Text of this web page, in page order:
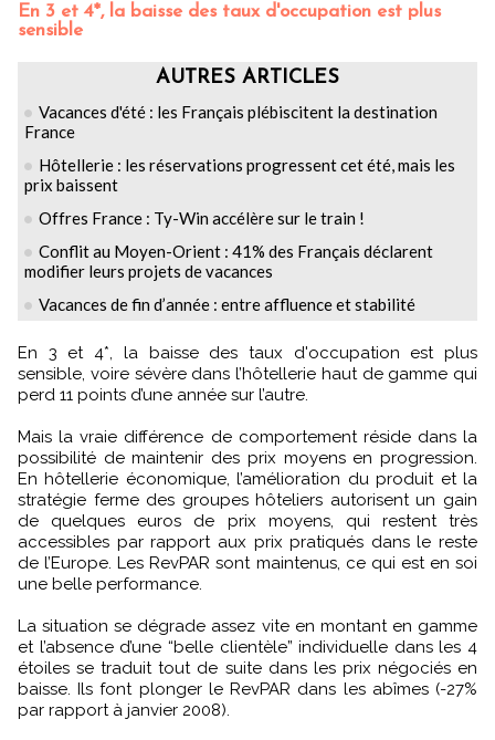
En 3 et 4*, la baisse des taux d'occupation est plus
sensible
AUTRES ARTICLES
Vacances d'été : les Français plébiscitent la destination
France
Hôtellerie : les réservations progressent cet été, mais les
prix baissent
Offres France : Ty-Win accélère sur le train !
Conflit au Moyen-Orient : 41% des Français déclarent
modifier leurs projets de vacances
Vacances de fin d’année : entre affluence et stabilité
En 3 et 4*, la baisse des taux d'occupation est plus
sensible, voire sévère dans l’hôtellerie haut de gamme qui
perd 11 points d’une année sur l’autre.
Mais la vraie différence de comportement réside dans la
possibilité de maintenir des prix moyens en progression.
En hôtellerie économique, l’amélioration du produit et la
stratégie ferme des groupes hôteliers autorisent un gain
de quelques euros de prix moyens, qui restent très
accessibles par rapport aux prix pratiqués dans le reste
de l’Europe. Les RevPAR sont maintenus, ce qui est en soi
une belle performance.
La situation se dégrade assez vite en montant en gamme
et l’absence d’une “belle clientèle” individuelle dans les 4
étoiles se traduit tout de suite dans les prix négociés en
baisse. Ils font plonger le RevPAR dans les abîmes (-27%
par rapport à janvier 2008).